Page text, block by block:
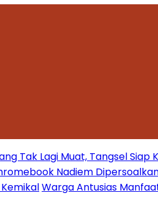
Tak Lagi Muat, Tangsel Siap
Nadiem
Warga Antusias